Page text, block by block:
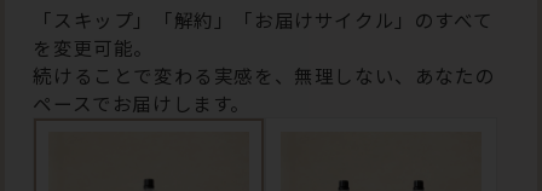
「スキップ」「解約」「お届けサイクル」のすべて
を変更可能。
続けることで変わる実感を、無理しない、あなたの
ペースでお届けします。